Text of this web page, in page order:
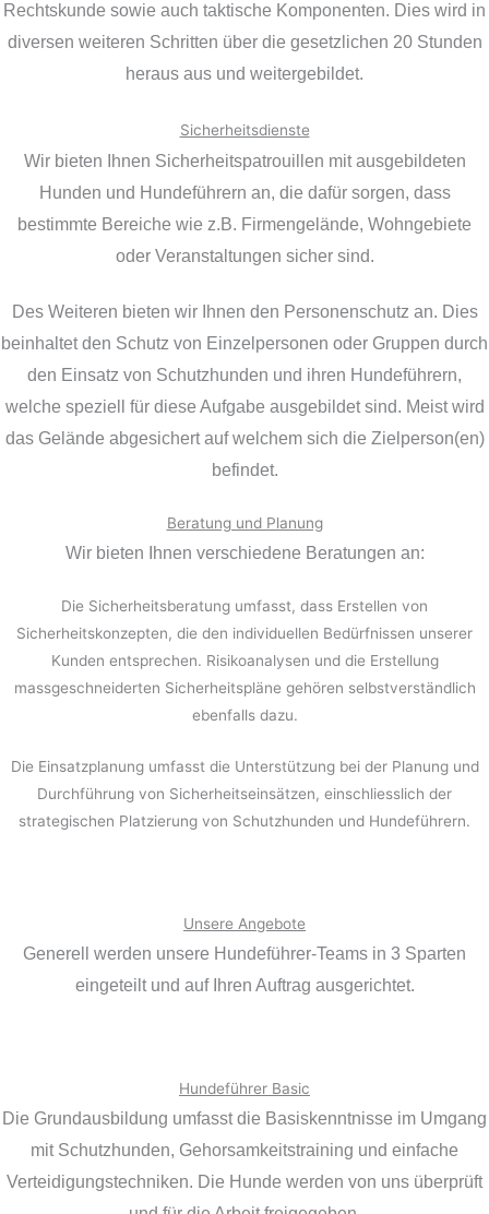
Rechtskunde sowie auch taktische Komponenten. Dies wird in
diversen weiteren Schritten über die gesetzlichen 20 Stunden
heraus aus und weitergebildet.
Sicherheitsdienste
Wir bieten Ihnen Sicherheitspatrouillen mit ausgebildeten
Hunden und Hundeführern an, die dafür sorgen, dass
bestimmte Bereiche wie z.B. Firmengelände, Wohngebiete
oder Veranstaltungen sicher sind.
Des Weiteren bieten wir Ihnen den Personenschutz an. Dies
beinhaltet den Schutz von Einzelpersonen oder Gruppen durch
den Einsatz von Schutzhunden und ihren Hundeführern,
welche speziell für diese Aufgabe ausgebildet sind. Meist wird
das Gelände abgesichert auf welchem sich die Zielperson(en)
befindet.
Beratung und Planung
Wir bieten Ihnen verschiedene Beratungen an:
Die Sicherheitsberatung umfasst, dass Erstellen von
Sicherheitskonzepten, die den individuellen Bedürfnissen unserer
Kunden entsprechen. Risikoanalysen und die Erstellung
massgeschneiderten Sicherheitspläne gehören selbstverständlich
ebenfalls dazu.
Die Einsatzplanung umfasst die Unterstützung bei der Planung und
Durchführung von Sicherheitseinsätzen, einschliesslich der
strategischen Platzierung von Schutzhunden und Hundeführern.
Unsere Angebote
Generell werden unsere Hundeführer-Teams in 3 Sparten
eingeteilt und auf Ihren Auftrag ausgerichtet.
Hundeführer Basic
Die Grundausbildung umfasst die Basiskenntnisse im Umgang
mit Schutzhunden, Gehorsamkeitstraining und einfache
Verteidigungstechniken. Die Hunde werden von uns überprüft